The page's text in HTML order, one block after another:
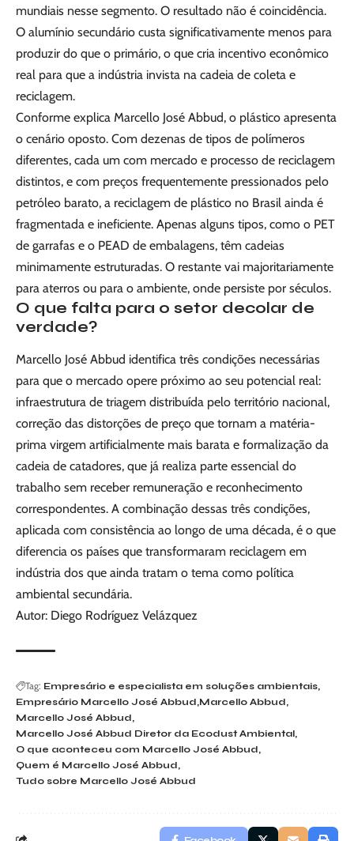
mundiais nesse segmento. O resultado não é coincidência.
O alumínio secundário custa significativamente menos para
produzir do que o primário, o que cria incentivo econômico
real para que a indústria invista na cadeia de coleta e
reciclagem.
Conforme explica Marcello José Abbud, o plástico apresenta
o cenário oposto. Com dezenas de tipos de polímeros
diferentes, cada um com mercado e processo de reciclagem
distintos, e com preços frequentemente pressionados pelo
petróleo barato, a reciclagem de plástico no Brasil ainda é
fragmentada e ineficiente. Apenas alguns tipos, como o PET
de garrafas e o PEAD de embalagens, têm cadeias
minimamente estruturadas. O restante vai majoritariamente
para aterros ou para o ambiente, onde persiste por séculos.
O que falta para o setor decolar de
verdade?
Marcello José Abbud identifica três condições necessárias
para que o mercado opere próximo ao seu potencial real:
infraestrutura de triagem distribuída pelo território nacional,
correção das distorções de preço que tornam a matéria-
prima virgem artificialmente mais barata e formalização da
cadeia de catadores, que já realiza parte essencial do
trabalho sem receber remuneração e reconhecimento
correspondentes. A combinação dessas três condições,
aplicada com consistência ao longo de uma década, é o que
diferencia os países que transformaram reciclagem em
indústria dos que ainda tratam o tema como política
ambiental secundária.
Autor: Diego Rodríguez Velázquez
Tag: Empresário e especialista em soluções ambientais
Empresário Marcello José Abbud Marcello Abbud
Marcello José Abbud
Marcello José Abbud Diretor da Ecodust Ambiental
O que aconteceu com Marcello José Abbud
Quem é Marcello José Abbud
Tudo sobre Marcello José Abbud